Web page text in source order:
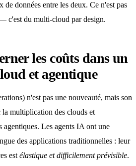
de données entre les deux. Ce n'est pas
c'est du multi-cloud par design.
les coûts dans un
et agentique
n'est pas une nouveauté, mais son
la multiplication des clouds et
agentiques. Les agents IA ont une
des applications traditionnelles : leur
est élastique et difficilement prévisible.